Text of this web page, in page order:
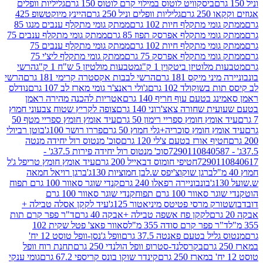
ביסקוויט לוטוס במילוי קרם לוטוס 150 גרם
גליליות וופלים
גרם
גליליות וופלים וניל 250 גרם
היינץ מיוקטשופ 425
מתקלף חיות 102 גרם
ממתק גומי מתקלף ענבים מנגו 85
מתקלף אפרסק תפוז 85 גרם
ממתק גומי מתקלף ענבים 75
מתקלף חיות 102 גרם
ממתק גומי מתקלף ענבים 75
מתקלף אפרסק 75 גרם
ממתק גומי מתקלף ליצ'י 75
ביטקוין 1 ק"ג
מטבעות מולטיזן 5 ש"ח 1 ק"ג
הרשי
מיקס 181 גרם
הרשי לבבות אקסטרה קרימי 181 גרם
הרשי
102 גרם
ג'ולי ראנצ'ר גומי מארז לב 107 גרם
נודלס
עוף חריף 140 גרם
אטריות להכנה מהירה ראמן
שחורה צאצ'רוני 140 גרם
צופה לקריץ שטוח צבעוני חמוץ
חומץ ספריי רימון 50 גרם
עיד אומץ חומץ ספריי מטף 50
חומץ סוכריה+גלי חמוץ 50 גרם
פררו רושר 100ג'
בוטן רביולי
אורז בטעם צ'לי 120 גרם
סוכ' מנטוס רול יחידה מנטה
סוכ' מנטוס רול יחידה פירות 37.5ג' -
חטיפי חומוס דבאייל 200 גרם
עיד אומץ חומץ טריפל ג'ל
ברגן שוקוצ'יפס ש.לבן חמוציות 130ג'
ברגן רויאל חמאה
בונבוניירה רפאלו 240 גרם
קנדי שוגר סאוור 100 גרם תפוח
100 גרם תפוח
קנדי שוגר סאוור 100 גרם
מרסי פטיטס מיניאטור 125ג'
עיד לקקן אסלה טבילה +
לקקן פח אשפה טבילה +אבקה 40 גרם
ד"ר פפר קרם תות
פפר קרם סודה 355 מ"ל
סאוור פאצ' פטל שקית 102
בטעם פאנטה 37.5 גרם
וופל ג'נסן-וופל טוסט 12 יח'
בקרסלנד-סטרופ וופל הולנדי 250 גרם
תחנת רוח וופל
קינדר שוקו בונס קריספי 67.2 גרם
גומי ענקי